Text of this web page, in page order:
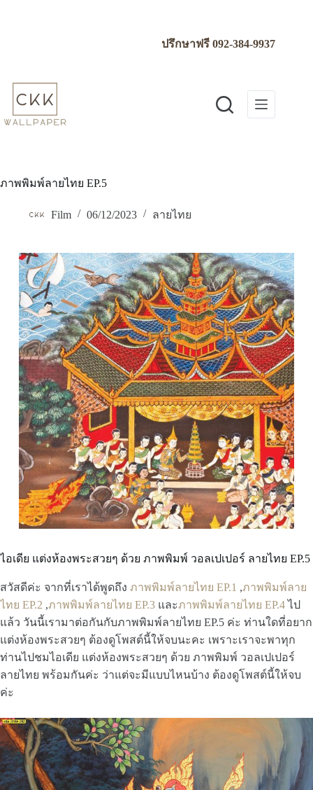
ปรึกษาฟรี092-384-9937
ภาพพิมพ์ลายไทย EP.5
Film 06/12/2023 ลายไทย
ไอเดีย แต่งห้องพระสวยๆ ด้วย ภาพพิมพ์ วอลเปเปอร์ ลายไทย EP.5
สวัสดีค่ะ จากที่เราได้พูดถึง ภาพพิมพ์ลายไทย EP.1 ,ภาพพิมพ์ลาย
ไทย EP.2 ,ภาพพิมพ์ลายไทย EP.3 และภาพพิมพ์ลายไทย EP.4ไป
แล้ว วันนี้เรามาต่อกันกับภาพพิมพ์ลายไทย EP.5 ค่ะ ท่านใดที่อยาก
แต่งห้องพระสวยๆ ต้องดูโพสต์นี้ให้จบนะคะ เพราะเราจะพาทุก
ท่านไปชมไอเดีย แต่งห้องพระสวยๆ ด้วย ภาพพิมพ์ วอลเปเปอร์
ลายไทย พร้อมกันค่ะ ว่าแต่จะมีแบบไหนบ้าง ต้องดูโพสต์นี้ให้จบ
ค่ะ